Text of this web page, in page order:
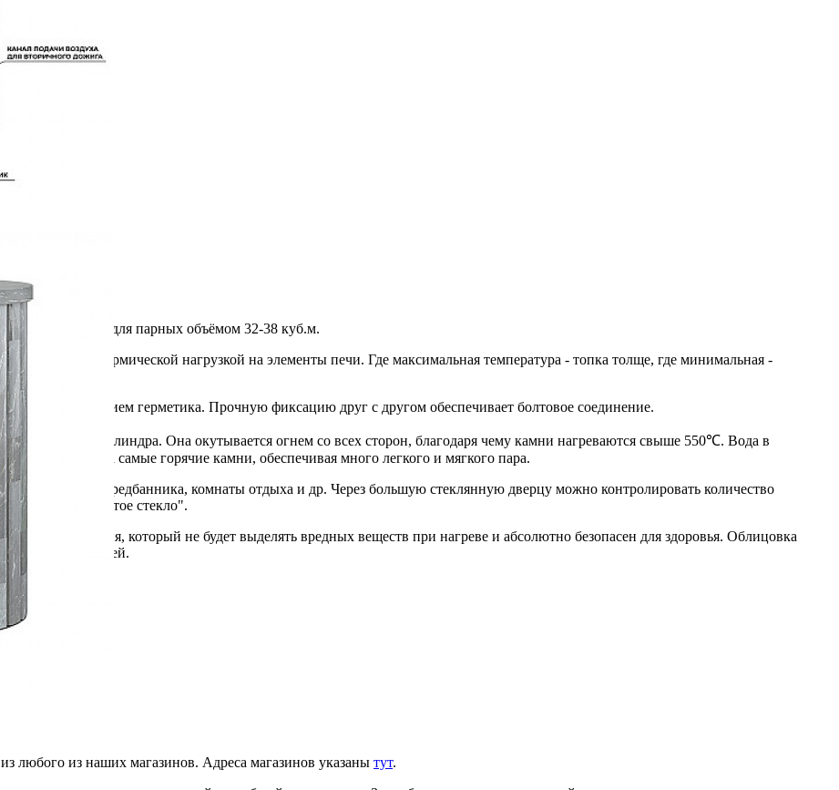
подходит для парных объёмом 32-38 куб.м.
с разной термической нагрузкой на элементы печи. Где максимальная температура - топка толще, где минимальная -
с использованием герметика. Прочную фиксацию друг с другом обеспечивает болтовое соединение.
имеет форму цилиндра. Она окутывается огнем со всех сторон, благодаря чему камни нагреваются свыше 550℃. Вода в
она попадает на самые горячие камни, обеспечивая много легкого и мягкого пара.
помещения: предбанника, комнаты отдыха и др. Через большую стеклянную дверцу можно контролировать количество
система "чистое стекло".
породы камня, который не будет выделять вредных веществ при нагреве и абсолютно безопасен для здоровья. Облицовка
остается горячей.
любого из наших магазинов. Адреса магазинов указаны тут.